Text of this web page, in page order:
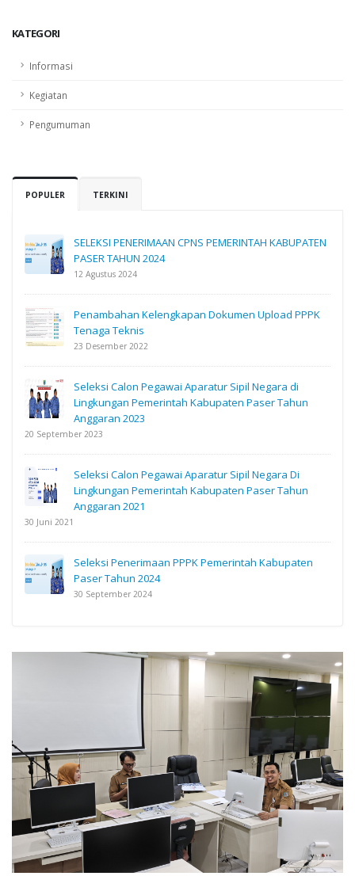
KATEGORI
Informasi
Kegiatan
Pengumuman
POPULER TERKINI
SELEKSI PENERIMAAN CPNS PEMERINTAH KABUPATEN
PASER TAHUN 2024
12 Agustus 2024
Penambahan Kelengkapan Dokumen Upload PPPK
Tenaga Teknis
23 Desember 2022
Seleksi Calon Pegawai Aparatur Sipil Negara di
Lingkungan Pemerintah Kabupaten Paser Tahun
Anggaran 2023
20 September 2023
Seleksi Calon Pegawai Aparatur Sipil Negara Di
Lingkungan Pemerintah Kabupaten Paser Tahun
Anggaran 2021
30 Juni 2021
Seleksi Penerimaan PPPK Pemerintah Kabupaten
Paser Tahun 2024
30 September 2024